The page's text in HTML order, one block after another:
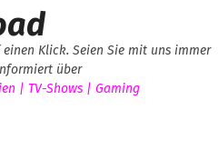
Klick. Seien Sie mit uns immer
über
| TV-Shows | Gaming